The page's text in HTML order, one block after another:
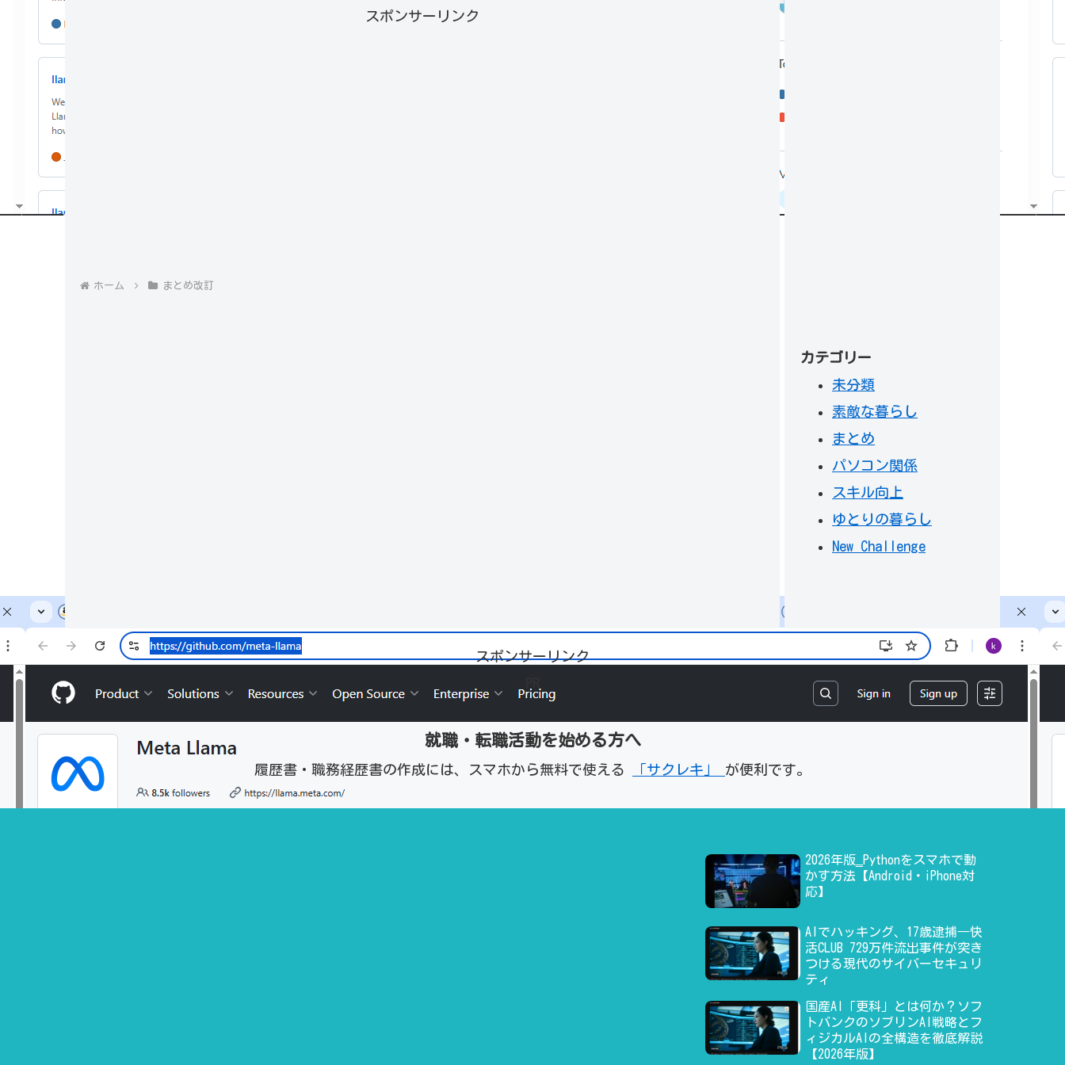
スポンサーリンク
ホーム まとめ改訂
カテゴリー
未分類
素敵な暮らし
まとめ
パソコン関係
スキル向上
ゆとりの暮らし
New Challenge
スポンサーリンク
就職・転職活動を始める方へ
履歴書・職務経歴書の作成には、スマホから無料で使える 「サクレキ」 が便利です。
2026年版‗Pythonをスマホで動
かす方法【Android・iPhone対
応】
AIでハッキング、17歳逮捕―快
活CLUB 729万件流出事件が突き
つける現代のサイバーセキュリ
ティ
国産AI「更科」とは何か？ソフ
トバンクのソブリンAI戦略とフ
ィジカルAIの全構造を徹底解説
【2026年版】